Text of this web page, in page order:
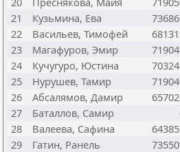
21
Кузьмина, Ева
22
Васильев, Тимофей
23
Магафуров, Эмир
24
Кучугуро, Юстина
25
Нурушев, Тамир
26
Абсалямов, Дамир
27
Баталлов, Самир
28
Валеева, Сафина
29
Гатин, Ранель